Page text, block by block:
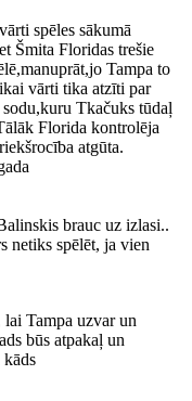
spēles sākumā
Šmita Floridas trešie
Tampa to
vārti tika atzīti par
Tkačuks tūdaļ
Florida kontrolēja
atgūta.
brauc uz izlasi..
netiks spēlēt, ja vien
Tampa uzvar un
būs atpakaļ un